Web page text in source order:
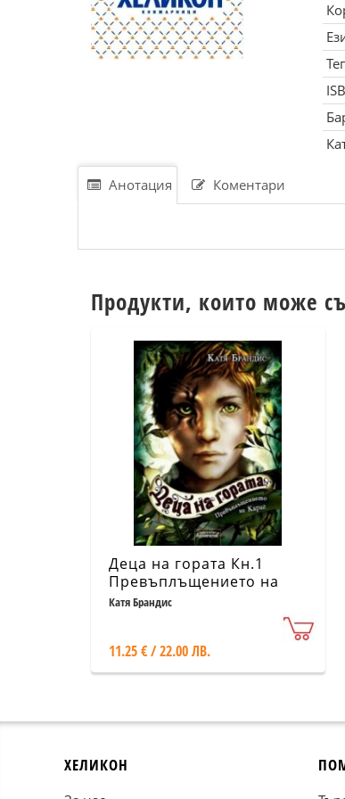
Анотация Коментари
Продукти, които може
Деца на гората Кн.1
Превъплъщението на
Караг
Катя Брандис
11.25 € / 22.00 ЛВ.
ХЕЛИКОН